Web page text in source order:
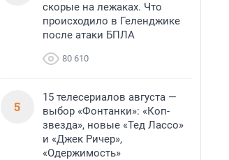
скорые на лежаках. Что
происходило в Геленджике
после атаки БПЛА
80 610
5
15 телесериалов августа —
выбор «Фонтанки»: «Коп-
звезда», новые «Тед Лассо»
и «Джек Ричер»,
«Одержимость»